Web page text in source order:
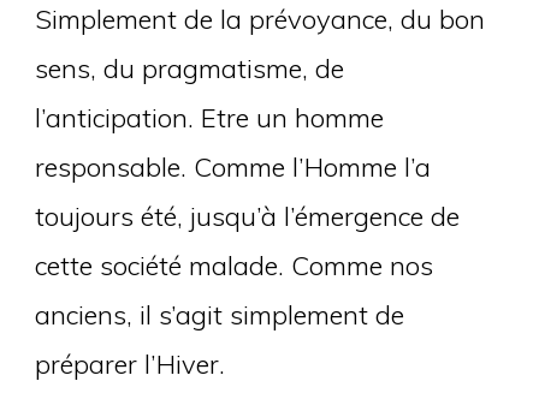
Simplement de la prévoyance, du bon
sens, du pragmatisme, de
l’anticipation. Etre un homme
responsable. Comme l’Homme l’a
toujours été, jusqu’à l’émergence de
cette société malade. Comme nos
anciens, il s’agit simplement de
préparer l’Hiver.